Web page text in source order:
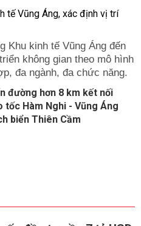
Khu kinh tế Vũng Áng đến
không gian theo mô hình
đa ngành, đa chức năng.
đường hơn 8 km kết nối
tốc Hàm Nghi - Vũng Áng
biển Thiên Cầm